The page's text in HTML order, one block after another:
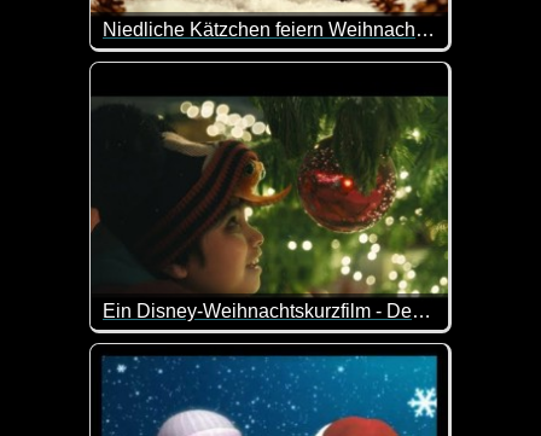
Niedliche Kätzchen feiern Weihnachten
Dieses Video ist was für Katzen-Liebhaber. Hier
Ein Disney-Weihnachtskurzfilm - Der Junge und der Oktopus
Ein lieb gemachter Disney-Kurzfilm über die